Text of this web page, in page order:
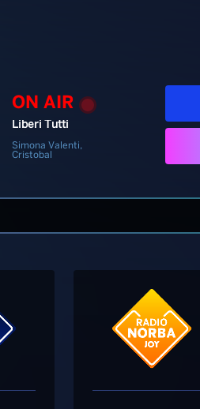
ON AIR
Liberi Tutti
Simona Valenti,
Cristobal